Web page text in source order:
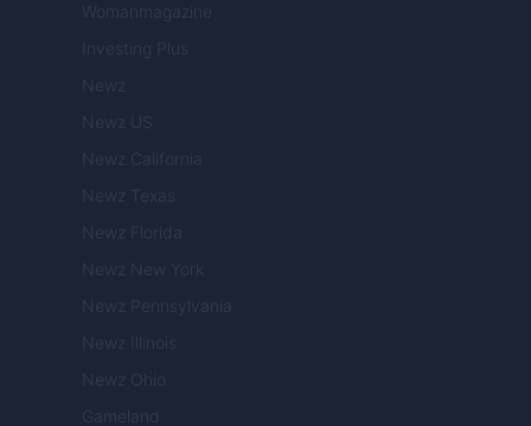
Womanmagazine
Investing Plus
Newz
Newz US
Newz California
Newz Texas
Newz Florida
Newz New York
Newz Pennsylvania
Newz Illinois
Newz Ohio
Gameland